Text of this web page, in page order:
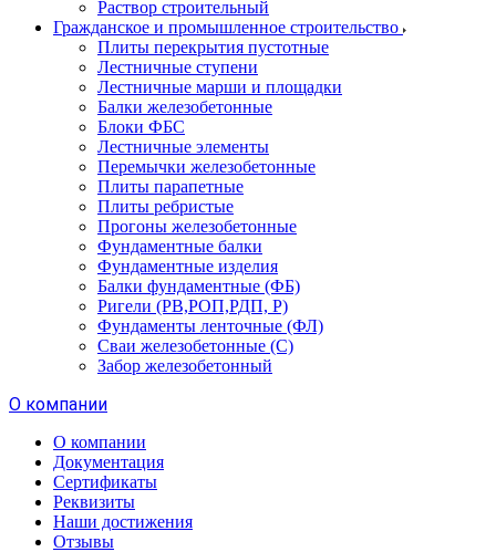
Раствор строительный
Гражданское и промышленное строительство
Плиты перекрытия пустотные
Лестничные ступени
Лестничные марши и площадки
Балки железобетонные
Блоки ФБС
Лестничные элементы
Перемычки железобетонные
Плиты парапетные
Плиты ребристые
Прогоны железобетонные
Фундаментные балки
Фундаментные изделия
Балки фундаментные (ФБ)
Ригели (РВ,РОП,РДП, Р)
Фундаменты ленточные (ФЛ)
Сваи железобетонные (С)
Забор железобетонный
О компании
О компании
Документация
Сертификаты
Реквизиты
Наши достижения
Отзывы